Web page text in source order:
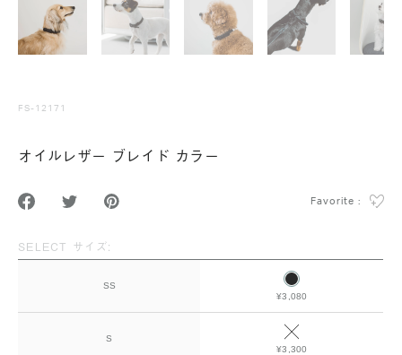
FS-12171
オイルレザー ブレイド カラー
Favorite :
SELECT サイズ:
SS
¥3,080
S
¥3,300